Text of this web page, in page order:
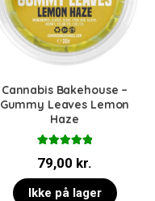
Cannabis Bakehouse –
Gummy Leaves Lemon
Haze
5.00ud af 5
79,00 kr.
Ikke på lager